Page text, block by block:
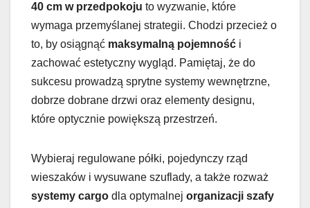
40 cm w przedpokoju to wyzwanie, które
wymaga przemyślanej strategii. Chodzi przecież o
to, by osiągnąć maksymalną pojemność i
zachować estetyczny wygląd. Pamiętaj, że do
sukcesu prowadzą sprytne systemy wewnętrzne,
dobrze dobrane drzwi oraz elementy designu,
które optycznie powiększą przestrzeń.
Wybieraj regulowane półki, pojedynczy rząd
wieszaków i wysuwane szuflady, a także rozważ
systemy cargo dla optymalnej organizacji szafy